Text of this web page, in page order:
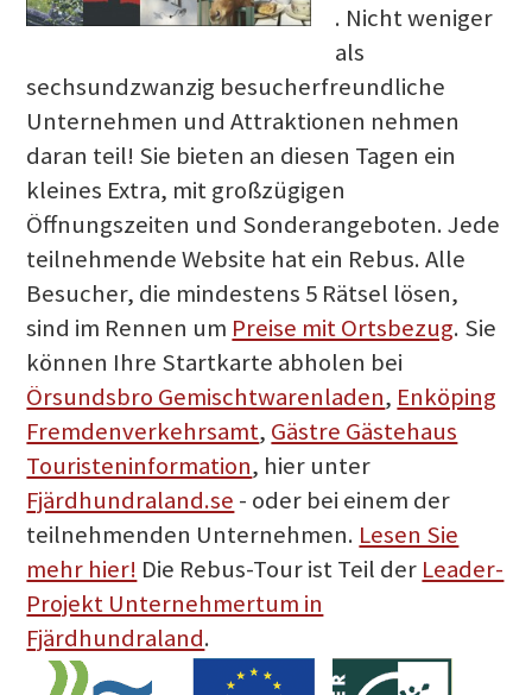
. Nicht weniger
als
sechsundzwanzig besucherfreundliche
Unternehmen und Attraktionen nehmen
daran teil! Sie bieten an diesen Tagen ein
kleines Extra, mit großzügigen
Öffnungszeiten und Sonderangeboten.Jede
teilnehmende Website hat ein Rebus. Alle
Besucher, die mindestens 5 Rätsel lösen,
sind im Rennen um Preise mit Ortsbezug. Sie
können Ihre Startkarte abholen bei
Örsundsbro Gemischtwarenladen, Enköping
Fremdenverkehrsamt, Gästre Gästehaus
Touristeninformation, hier unter
Fjärdhundraland.se - oder bei einem der
teilnehmenden Unternehmen. Lesen Sie
mehr hier! Die Rebus-Tour ist Teil der Leader-
Projekt Unternehmertum in
Fjärdhundraland.